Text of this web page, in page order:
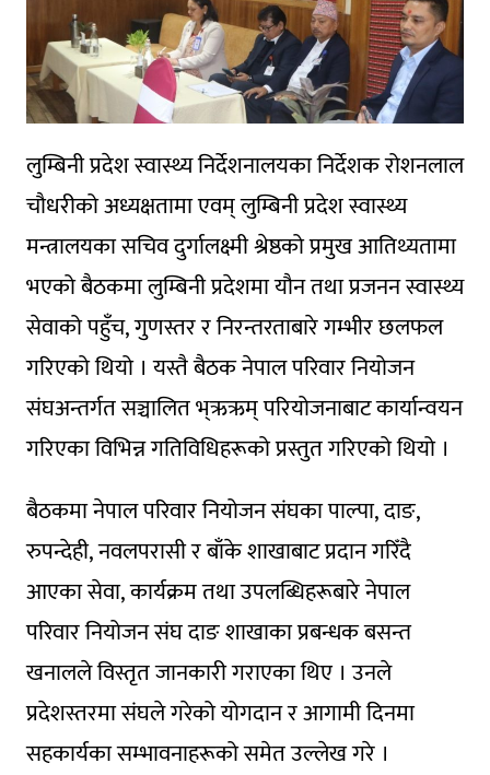
लुम्बिनी प्रदेश स्वास्थ्य निर्देशनालयका निर्देशक रोशनलाल
चौधरीको अध्यक्षतामा एवम् लुम्बिनी प्रदेश स्वास्थ्य
मन्त्रालयका सचिव दुर्गालक्ष्मी श्रेष्ठको प्रमुख आतिथ्यतामा
भएको बैठकमा लुम्बिनी प्रदेशमा यौन तथा प्रजनन स्वास्थ्य
सेवाको पहुँच, गुणस्तर र निरन्तरताबारे गम्भीर छलफल
गरिएको थियो । यस्तै बैठक नेपाल परिवार नियोजन
संघअन्तर्गत सञ्चालित भ्ऋऋम् परियोजनाबाट कार्यान्वयन
गरिएका विभिन्न गतिविधिहरूको प्रस्तुत गरिएको थियो ।
बैठकमा नेपाल परिवार नियोजन संघका पाल्पा, दाङ,
रुपन्देही, नवलपरासी र बाँके शाखाबाट प्रदान गरिँदै
आएका सेवा, कार्यक्रम तथा उपलब्धिहरूबारे नेपाल
परिवार नियोजन संघ दाङ शाखाका प्रबन्धक बसन्त
खनालले विस्तृत जानकारी गराएका थिए । उनले
प्रदेशस्तरमा संघले गरेको योगदान र आगामी दिनमा
सहकार्यका सम्भावनाहरूको समेत उल्लेख गरे ।